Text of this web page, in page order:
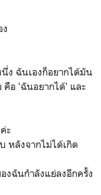
ง ฉันเองก็อยากได้มัน
คือ 'ฉันอยากได้' และ
ะ
หลังจากไม่ได้เกิด
งฉันกำลังแย่ลงอีกครั้ง